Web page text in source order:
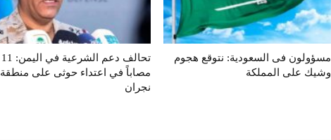
مسؤولون فى السعودية: نتوقع هجوم
وشيك على المملكة
تحالف دعم الشرعية في اليمن: 11
مصاباً في اعتداء حوثى على منطقة
نجران